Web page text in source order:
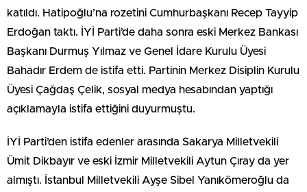
katıldı. Hatipoğlu’na rozetini Cumhurbaşkanı Recep Tayyip
Erdoğan taktı. İYİ Parti’de daha sonra eski Merkez Bankası
Başkanı Durmuş Yılmaz ve Genel İdare Kurulu Üyesi
Bahadır Erdem de istifa etti. Partinin Merkez Disiplin Kurulu
Üyesi Çağdaş Çelik, sosyal medya hesabından yaptığı
açıklamayla istifa ettiğini duyurmuştu.
İYİ Parti’den istifa edenler arasında Sakarya Milletvekili
Ümit Dikbayır ve eski İzmir Milletvekili Aytun Çıray da yer
almıştı. İstanbul Milletvekili Ayşe Sibel Yanıkömeroğlu da